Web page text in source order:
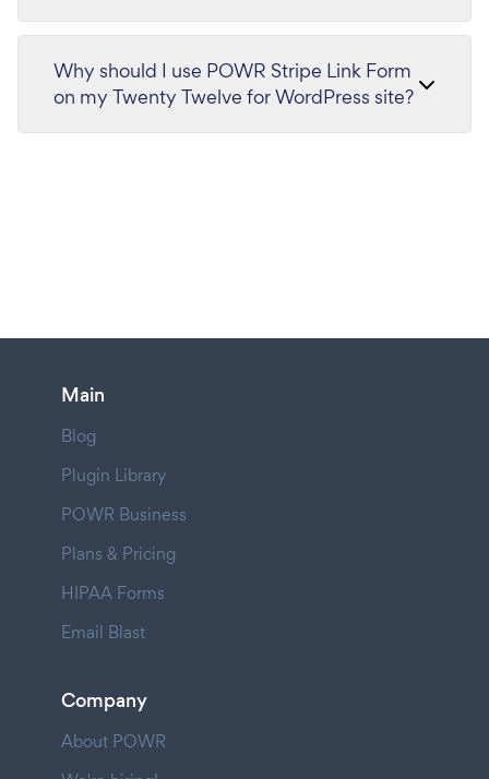
Why should I use POWR Stripe Link Form
on my Twenty Twelve for WordPress site?
Main
Blog
Plugin Library
POWR Business
Plans & Pricing
HIPAA Forms
Email Blast
Company
About POWR